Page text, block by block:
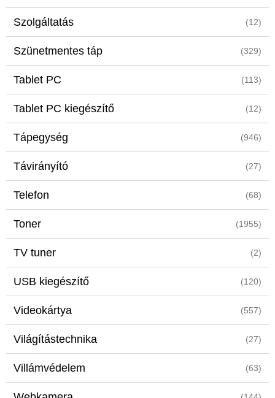
Szolgáltatás (12)
Szünetmentes táp (329)
Tablet PC (113)
Tablet PC kiegészítő (12)
Tápegység (946)
Távirányító (27)
Telefon (68)
Toner (1955)
TV tuner (2)
USB kiegészítő (120)
Videokártya (557)
Világítástechnika (27)
Villámvédelem (63)